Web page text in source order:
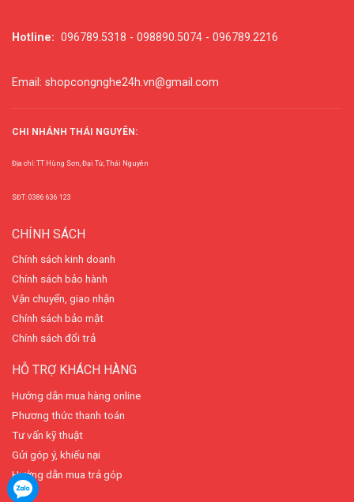
Hotline: 096789.5318 - 098890.5074 - 096789.2216
Email: shopcongnghe24h.vn@gmail.com
CHI NHÁNH THÁI NGUYÊN:
Địa chỉ: TT Hùng Sơn, Đại Từ, Thái Nguyên
SĐT: 0386 636 123
CHÍNH SÁCH
Chính sách kinh doanh
Chính sách bảo hành
Vận chuyển, giao nhận
Chính sách bảo mật
Chính sách đổi trả
HỖ TRỢ KHÁCH HÀNG
Hướng dẫn mua hàng online
Phương thức thanh toán
Tư vấn kỹ thuật
Gửi góp ý, khiếu nại
Hướng dẫn mua trả góp